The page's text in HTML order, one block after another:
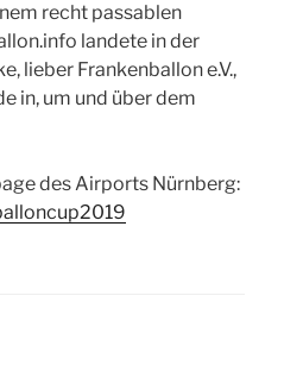
recht passablen
landete in der
lieber Frankenballon e.V.,
in, um und über dem
des Airports Nürnberg: